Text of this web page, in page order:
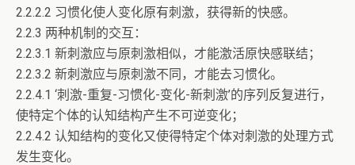
2.2.2.2 习惯化使人变化原有刺激，获得新的快感。
2.2.3 两种机制的交互：
2.2.3.1 新刺激应与原刺激相似，才能激活原快感联结；
2.2.3.2 新刺激应与原刺激不同，才能去习惯化。
2.2.4.1 ‘刺激-重复-习惯化-变化-新刺激’的序列反复进行，
使特定个体的认知结构产生不可逆变化；
2.2.4.2 认知结构的变化又使得特定个体对刺激的处理方式
发生变化。